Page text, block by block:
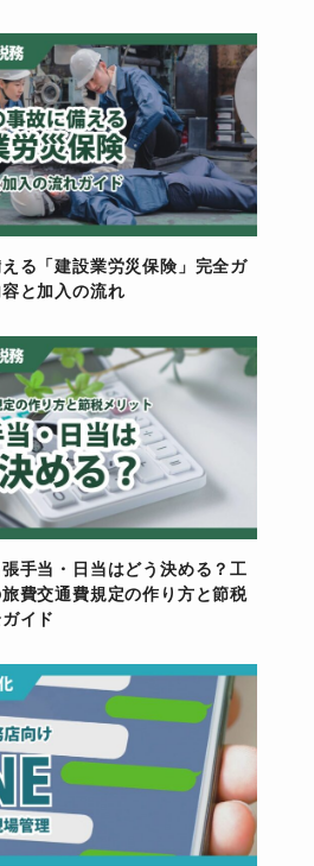
る「建設業労災保険」完全ガ
と加入の流れ
手当・日当はどう決める？工
費交通費規定の作り方と節税
イド